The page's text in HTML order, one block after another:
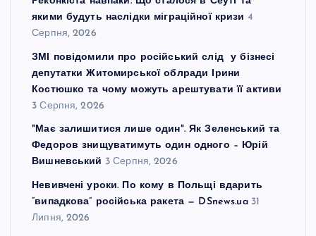
якими будуть наслідки міграційної кризи 4
Серпня, 2026
ЗМІ повідомили про російський слід у бізнесі
депутатки Житомирської облради Ірини
Костюшко та чому можуть арештувати її активи
3 Серпня, 2026
"Має залишитися лише один". Як Зеленський та
Федоров знищуватимуть один одного – Юрій
Вишневський 3 Серпня, 2026
Невивчені уроки. По кому в Польщі вдарить
“випадкова” російська ракета — DSnews.ua 31
Липня, 2026